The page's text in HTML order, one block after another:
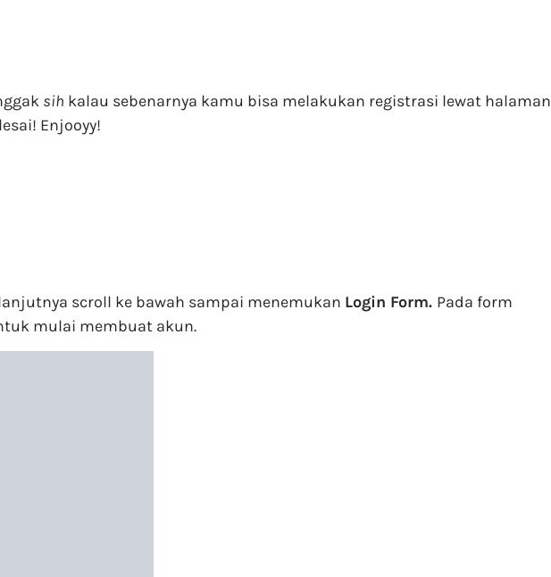
sih kalau sebenarnya kamu bisa melakukan registrasi lewat halaman
Enjooyy!
scroll ke bawah sampai menemukan Login Form. Pada form
mulai membuat akun.